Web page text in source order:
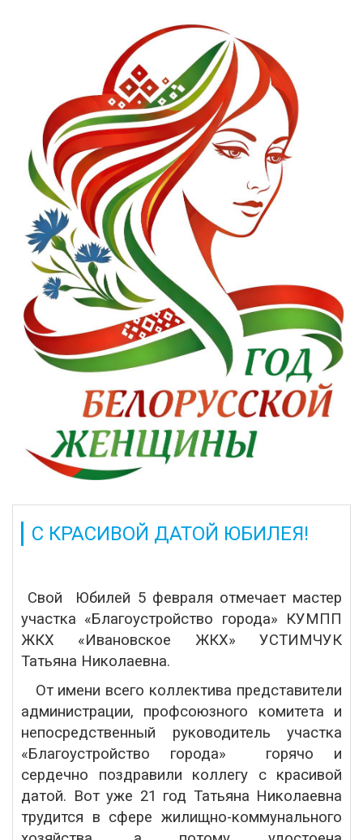
С КРАСИВОЙ ДАТОЙ ЮБИЛЕЯ!
Свой Юбилей 5 февраля отмечает мастер
участка «Благоустройство города» КУМПП
ЖКХ «Ивановское ЖКХ» УСТИМЧУК
Татьяна Николаевна.
От имени всего коллектива представители
администрации, профсоюзного комитета и
непосредственный руководитель участка
«Благоустройство города» горячо и
сердечно поздравили коллегу с красивой
датой. Вот уже 21 год Татьяна Николаевна
трудится в сфере жилищно-коммунального